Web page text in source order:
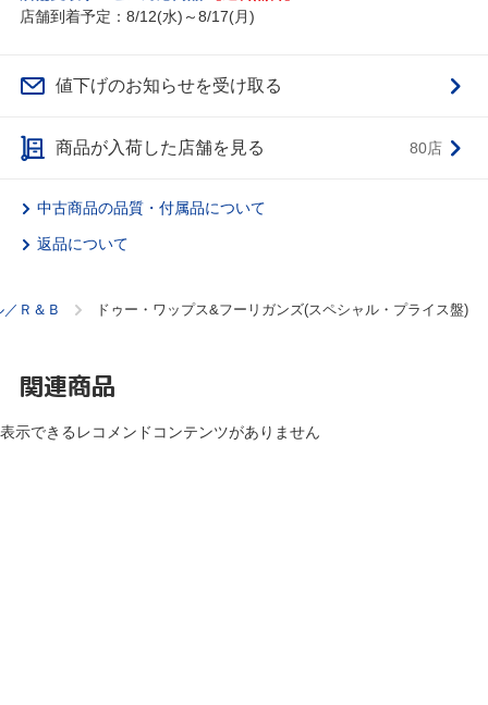
店舗到着予定：8/12(水)～8/17(月)
値下げのお知らせを受け取る
商品が入荷した店舗を見る 80店
中古商品の品質・付属品について
返品について
Ｒ＆Ｂ ドゥー・ワップス&フーリガンズ(スペシャル・プライス盤)
関連商品
表示できるレコメンドコンテンツがありません